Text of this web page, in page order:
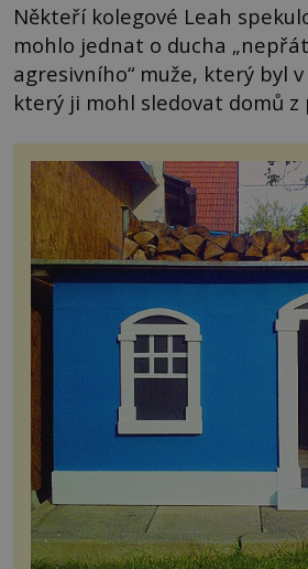
Někteří kolegové Leah
mohlo jednat o ducha
agresivního“ muže, který byl
který ji mohl sledovat domů z